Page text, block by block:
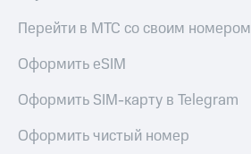
Перейти в МТС со своим номером
Оформить eSIM
Оформить SIM-карту в Telegram
Оформить чистый номер